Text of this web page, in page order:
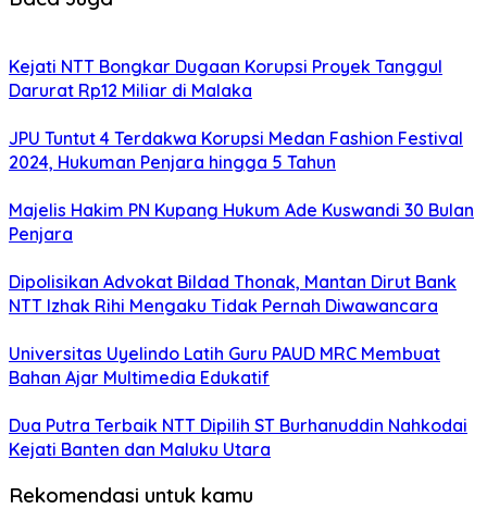
Kejati NTT Bongkar Dugaan Korupsi Proyek Tanggul
Darurat Rp12 Miliar di Malaka
JPU Tuntut 4 Terdakwa Korupsi Medan Fashion Festival
2024, Hukuman Penjara hingga 5 Tahun
Majelis Hakim PN Kupang Hukum Ade Kuswandi 30 Bulan
Penjara
Dipolisikan Advokat Bildad Thonak, Mantan Dirut Bank
NTT Izhak Rihi Mengaku Tidak Pernah Diwawancara
Universitas Uyelindo Latih Guru PAUD MRC Membuat
Bahan Ajar Multimedia Edukatif
Dua Putra Terbaik NTT Dipilih ST Burhanuddin Nahkodai
Kejati Banten dan Maluku Utara
Rekomendasi untuk kamu